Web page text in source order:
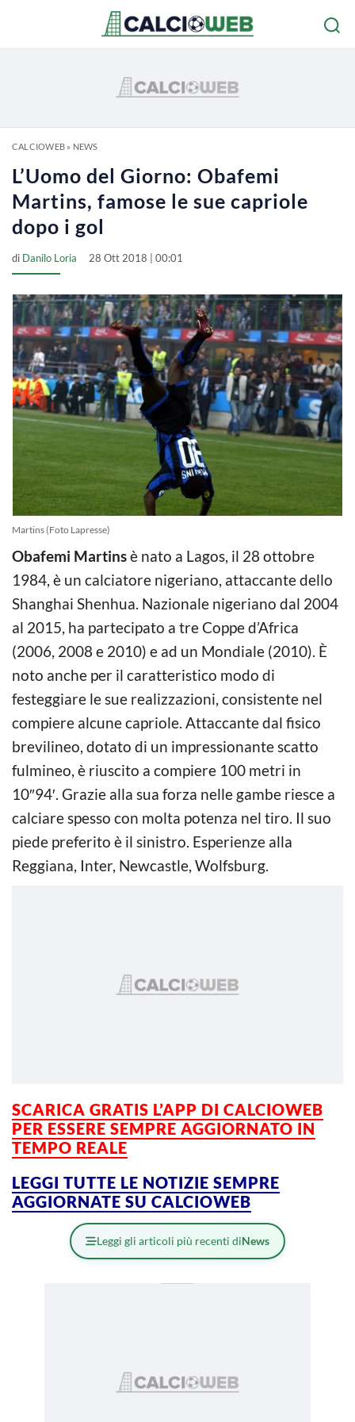
CALCIOWEB» NEWS
L’Uomo del Giorno: Obafemi
Martins, famose le sue capriole
dopo i gol
di Danilo Loria 28 Ott 2018 | 00:01
Martins (Foto Lapresse)
Obafemi Martinsè nato a Lagos, il 28 ottobre
1984, è un calciatore nigeriano, attaccante dello
Shanghai Shenhua. Nazionale nigeriano dal 2004
al 2015, ha partecipato a tre Coppe d’Africa
(2006, 2008 e 2010) e ad un Mondiale (2010). È
noto anche per il caratteristico modo di
festeggiare le sue realizzazioni, consistente nel
compiere alcune capriole. Attaccante dal fisico
brevilineo, dotato di un impressionante scatto
fulmineo, è riuscito a compiere 100 metri in
10″94′. Grazie alla sua forza nelle gambe riesce a
calciare spesso con molta potenza nel tiro. Il suo
piede preferito è il sinistro. Esperienze alla
Reggiana, Inter, Newcastle, Wolfsburg.
SCARICA GRATIS L’APP DI CALCIOWEB
PER ESSERE SEMPRE AGGIORNATO IN
TEMPO REALE
LEGGI TUTTE LE NOTIZIE SEMPRE
AGGIORNATE SU CALCIOWEB
Leggi gli articoli più recenti diNews